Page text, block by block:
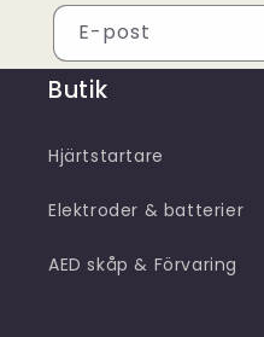
E-post
Butik
Hjärtstartare
Elektroder & batterier
AED skåp & Förvaring